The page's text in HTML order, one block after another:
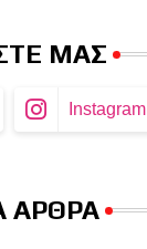
ΜΑΣ
Instagram
ΑΡΘΡΑ